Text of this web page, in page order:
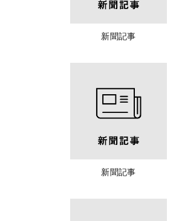
新聞記事
新聞記事